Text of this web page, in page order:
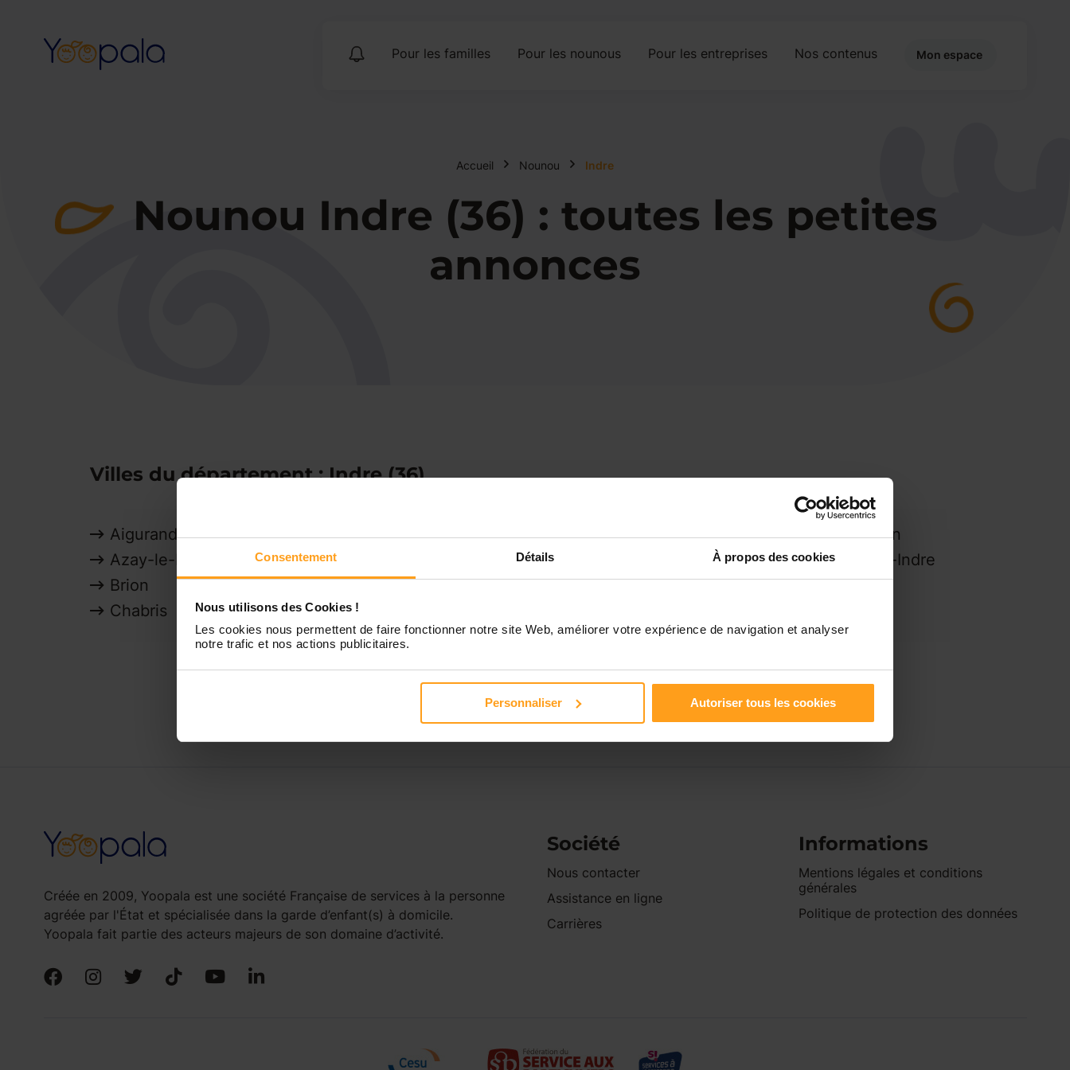
Consentement Détails À propos des cookies
Nous utilisons des Cookies !
Les cookies nous permettent de faire fonctionner notre site Web, améliorer votre expérience de navigation et analyser
notre trafic et nos actions publicitaires.
Personnaliser Autoriser tous les cookies
Pour les familles Pour les nounous Pour les entreprises Nos contenus Mon espace
Accueil Nounou Indre
Nounou Indre (36) : toutes les petites
annonces
Villes du département : Indre (36)
Aigurande
Azay-le-Ferron
Brion
Chabris
Châteauroux
Clion
Déols
Le Blanc
Moulins-sur-Céphons
Saint-Valentin
Villedieu-sur-Indre
Créée en 2009, Yoopala est une société Française de services à la personne
agréée par l'État et spécialisée dans la garde d’enfant(s) à domicile.
Yoopala fait partie des acteurs majeurs de son domaine d’activité.
Société
Nous contacter
Assistance en ligne
Carrières
Informations
Mentions légales et conditions
générales
Politique de protection des données